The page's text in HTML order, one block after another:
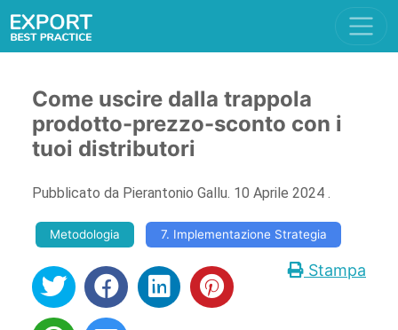
Come uscire dalla trappola
prodotto-prezzo-sconto con i
tuoi distributori
Pubblicato da Pierantonio Gallu. 10 Aprile 2024 .
Metodologia 7. Implementazione Strategia
Stampa